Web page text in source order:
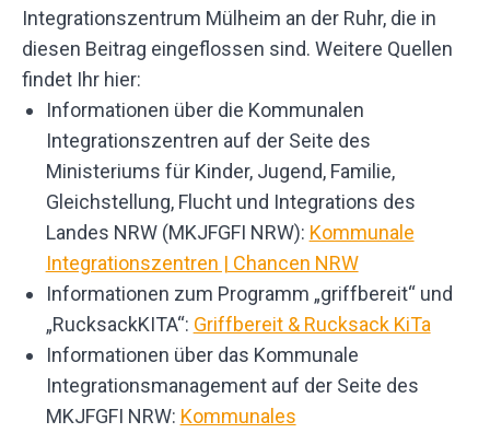
Integrationszentrum Mülheim an der Ruhr, die in
diesen Beitrag eingeflossen sind. Weitere Quellen
findet Ihr hier:
Informationen über die Kommunalen
Integrationszentren auf der Seite des
Ministeriums für Kinder, Jugend, Familie,
Gleichstellung, Flucht und Integrations des
Landes NRW (MKJFGFI NRW): Kommunale
Integrationszentren | Chancen NRW
Informationen zum Programm „griffbereit“ und
„RucksackKITA“: Griffbereit & Rucksack KiTa
Informationen über das Kommunale
Integrationsmanagement auf der Seite des
MKJFGFI NRW: Kommunales